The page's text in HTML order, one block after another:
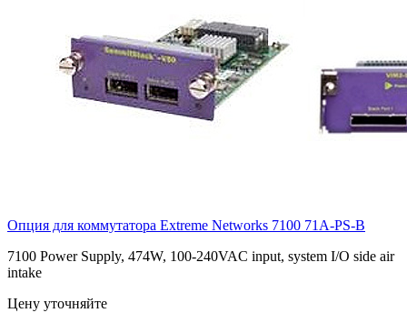
Опция для коммутатора Extreme Networks 7100 71A-PS-B
7100 Power Supply, 474W, 100-240VAC input, system I/O side air
intake
Цену уточняйте